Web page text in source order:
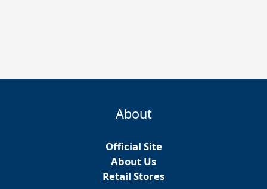
About
Official Site
About Us
Retail Stores